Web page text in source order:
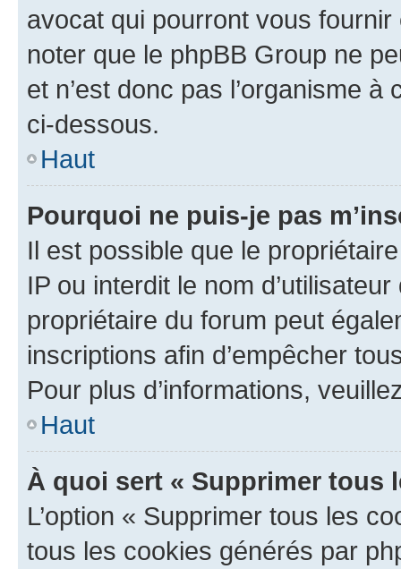
avocat qui pourront vous
noter que le phpBB Group ne
et n’est donc pas l’organisme
ci-dessous.
Haut
Pourquoi ne puis-je pas
Il est possible que le
IP ou interdit le nom
propriétaire du forum peut
inscriptions afin d’empêcher
Pour plus d’informations,
Haut
À quoi sert « Supprimer tous
L’option « Supprimer tous les
tous les cookies générés par